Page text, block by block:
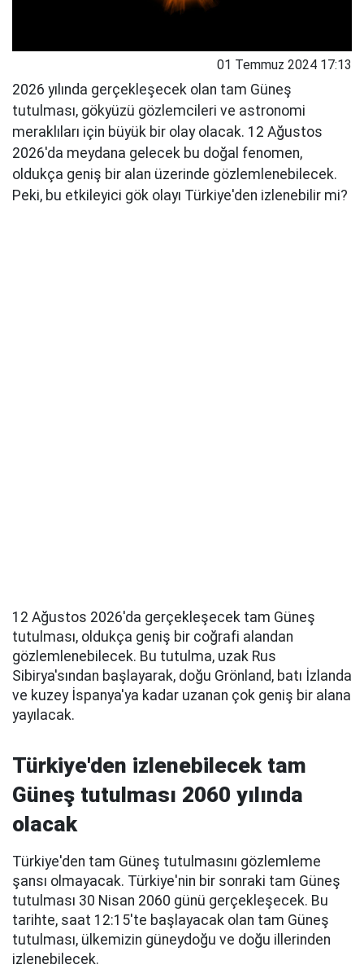
01 Temmuz 2024 17:13
2026 yılında gerçekleşecek olan tam Güneş
tutulması, gökyüzü gözlemcileri ve astronomi
meraklıları için büyük bir olay olacak. 12 Ağustos
2026'da meydana gelecek bu doğal fenomen,
oldukça geniş bir alan üzerinde gözlemlenebilecek.
Peki, bu etkileyici gök olayı Türkiye'den izlenebilir mi?
12 Ağustos 2026'da gerçekleşecek tam Güneş
tutulması, oldukça geniş bir coğrafi alandan
gözlemlenebilecek. Bu tutulma, uzak Rus
Sibirya'sından başlayarak, doğu Grönland, batı İzlanda
ve kuzey İspanya'ya kadar uzanan çok geniş bir alana
yayılacak.
Türkiye'den izlenebilecek tam
Güneş tutulması 2060 yılında
olacak
Türkiye'den tam Güneş tutulmasını gözlemleme
şansı olmayacak. Türkiye'nin bir sonraki tam Güneş
tutulması 30 Nisan 2060 günü gerçekleşecek. Bu
tarihte, saat 12:15'te başlayacak olan tam Güneş
tutulması, ülkemizin güneydoğu ve doğu illerinden
izlenebilecek.